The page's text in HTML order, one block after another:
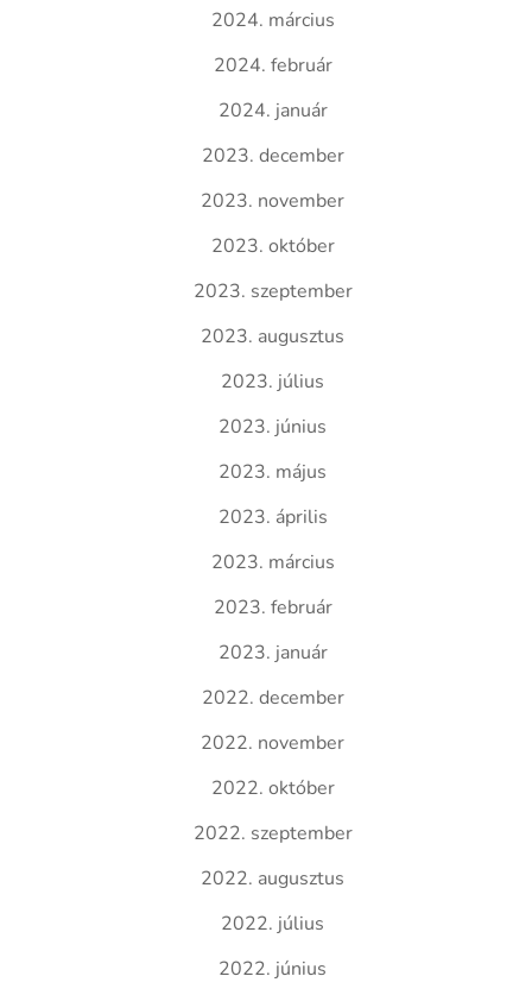
2024. március
2024. február
2024. január
2023. december
2023. november
2023. október
2023. szeptember
2023. augusztus
2023. július
2023. június
2023. május
2023. április
2023. március
2023. február
2023. január
2022. december
2022. november
2022. október
2022. szeptember
2022. augusztus
2022. július
2022. június